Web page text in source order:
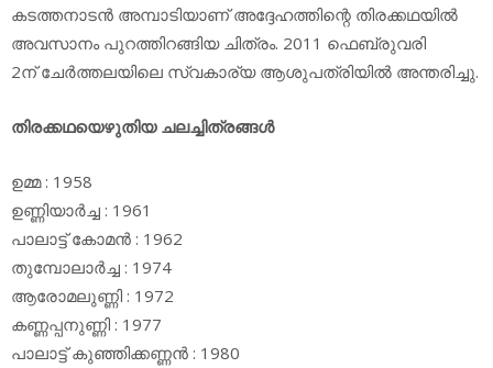
കടത്തനാടന്‍ അമ്പാടിയാണ് അദ്ദേഹത്തിന്റെ തിരക്കഥയില്‍
അവസാനം പുറത്തിറങ്ങിയ ചിത്രം. 2011 ഫെബ്രുവരി
2ന് ചേര്‍ത്തലയിലെ സ്വകാര്യ ആശുപത്രിയില്‍ അന്തരിച്ചു.
തിരക്കഥയെഴുതിയ ചലച്ചിത്രങ്ങള്‍
ഉമ്മ : 1958
ഉണ്ണിയാര്‍ച്ച : 1961
പാലാട്ട് കോമന്‍ : 1962
തുമ്പോലാര്‍ച്ച : 1974
ആരോമലുണ്ണി : 1972
കണ്ണപ്പനുണ്ണി : 1977
പാലാട്ട് കുഞ്ഞിക്കണ്ണന്‍ : 1980